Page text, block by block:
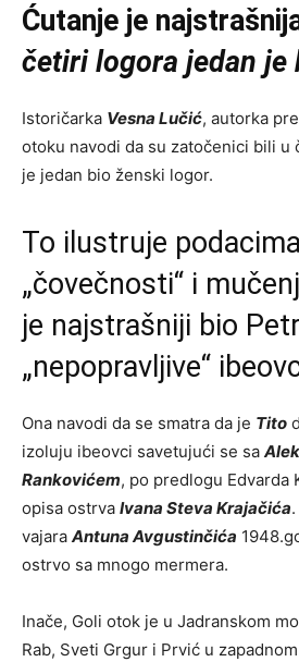
Ćutanje je
četiri logora jedan je
Istoričarka Vesna Lučić, autorka
otoku navodi da su zatočenici bili u
je jedan bio ženski logor.
To ilustruje
„čovečnosti“ i
je najstrašniji bio
„nepopravljive“
Ona navodi da se smatra da je Tito
izoluju ibeovci savetujući se sa
Rankovićem, po predlogu Edvarda
opisa ostrva Ivana Steva Krajačića
vajara Antuna Avgustinčića
ostrvo sa mnogo mermera.
Inače, Goli otok je u Jadranskom
Rab, Sveti Grgur i Prvić u